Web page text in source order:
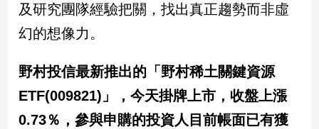
及研究團隊經驗把關，找出真正趨勢而非虛
幻的想像力。
野村投信最新推出的「野村稀土關鍵資源
ETF(009821)」，今天掛牌上市，收盤上漲
0.73％，參與申購的投資人目前帳面已有獲